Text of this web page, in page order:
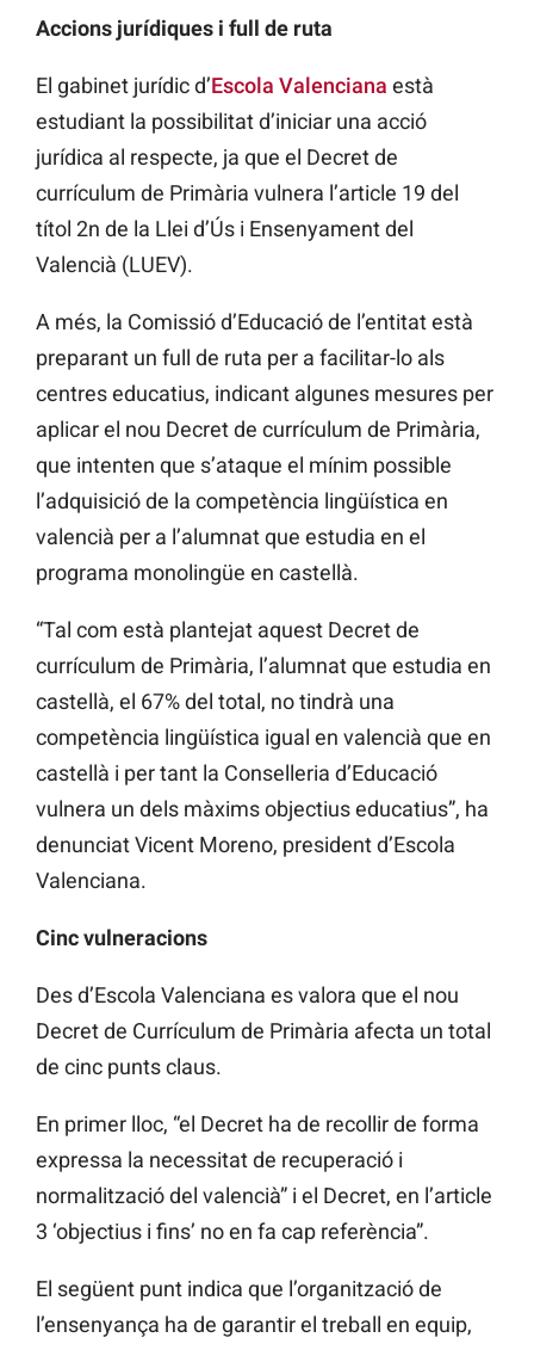
Accions jurídiques i full de ruta
El gabinet jurídic d’Escola Valenciana està
estudiant la possibilitat d’iniciar una acció
jurídica al respecte, ja que el Decret de
currículum de Primària vulnera l’article 19 del
títol 2n de la Llei d’Ús i Ensenyament del
Valencià (LUEV).
A més, la Comissió d’Educació de l’entitat està
preparant un full de ruta per a facilitar-lo als
centres educatius, indicant algunes mesures per
aplicar el nou Decret de currículum de Primària,
que intenten que s’ataque el mínim possible
l’adquisició de la competència lingüística en
valencià per a l’alumnat que estudia en el
programa monolingüe en castellà.
“Tal com està plantejat aquest Decret de
currículum de Primària, l’alumnat que estudia en
castellà, el 67% del total, no tindrà una
competència lingüística igual en valencià que en
castellà i per tant la Conselleria d’Educació
vulnera un dels màxims objectius educatius”, ha
denunciat Vicent Moreno, president d’Escola
Valenciana.
Cinc vulneracions
Des d’Escola Valenciana es valora que el nou
Decret de Currículum de Primària afecta un total
de cinc punts claus.
En primer lloc, “el Decret ha de recollir de forma
expressa la necessitat de recuperació i
normalització del valencià” i el Decret, en l’article
3 ‘objectius i fins’ no en fa cap referència”.
El següent punt indica que l’organització de
l’ensenyança ha de garantir el treball en equip,